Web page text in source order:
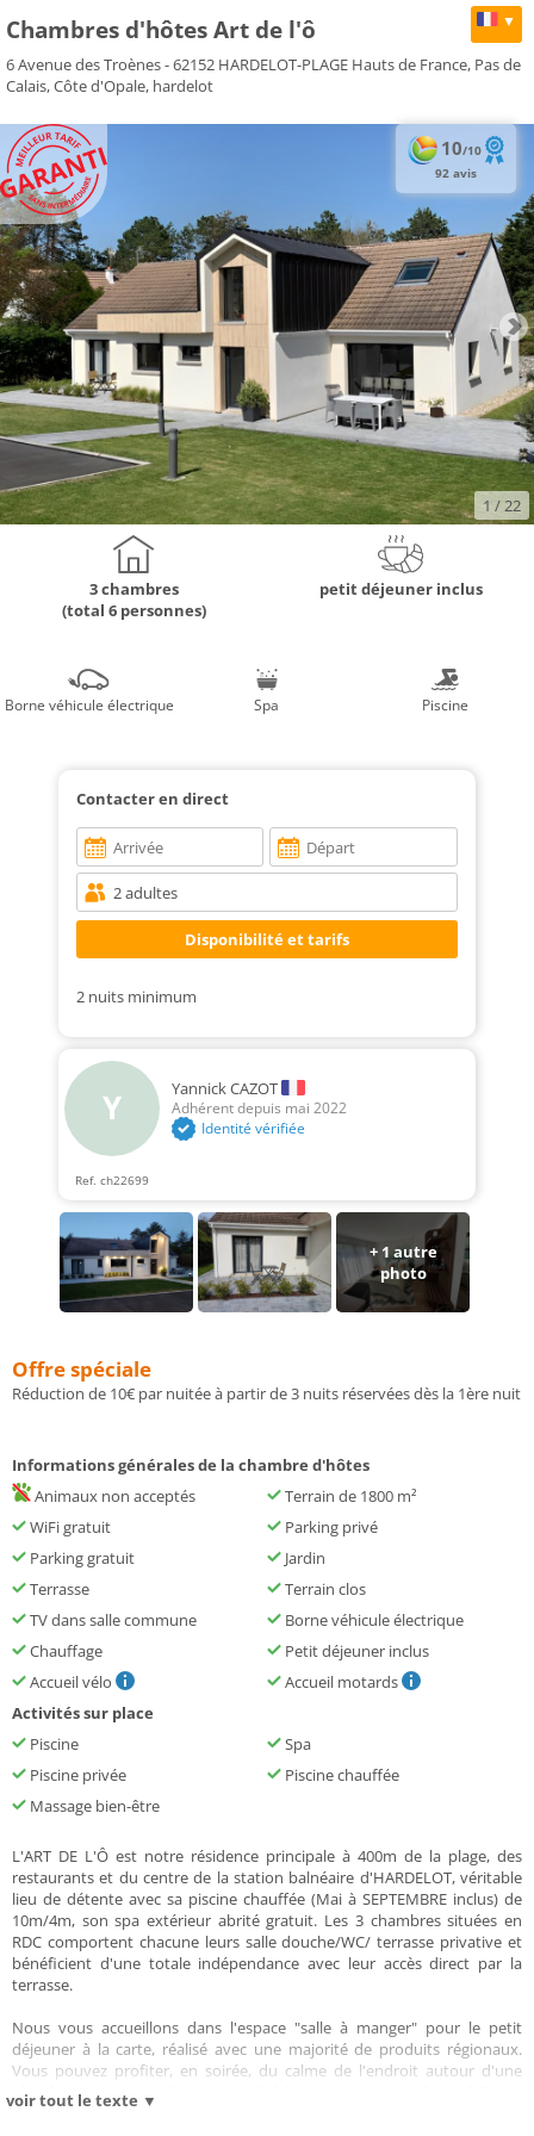
▼
Chambres d'hôtes Art de l'ô
6 Avenue des Troènes - 62152 HARDELOT-PLAGE Hauts de France, Pas de
Calais, Côte d'Opale, hardelot
10/10
92 avis
1 / 22
3 chambres
(total 6 personnes)
petit déjeuner inclus
Borne véhicule électrique Spa Piscine
Contacter en direct
2 nuits minimum
Y Yannick CAZOT
Adhérent depuis mai 2022
Identité vérifiée
Ref. ch22699
+ 1 autre
photo
Offre spéciale
Réduction de 10€ par nuitée à partir de 3 nuits réservées dès la 1ère nuit
Informations générales de la chambre d'hôtes
Animaux non acceptés
Terrain de 1800 m²
WiFi gratuit
Parking privé
Parking gratuit
Jardin
Terrasse
Terrain clos
TV dans salle commune
Borne véhicule électrique
Chauffage
Petit déjeuner inclus
Accueil vélo
Accueil motards
Activités sur place
Piscine
Spa
Piscine privée
Piscine chauffée
Massage bien-être
L'ART DE L'Ô est notre résidence principale à 400m de la plage, des
restaurants et du centre de la station balnéaire d'HARDELOT, véritable
lieu de détente avec sa piscine chauffée (Mai à SEPTEMBRE inclus) de
10m/4m, son spa extérieur abrité gratuit. Les 3 chambres situées en
RDC comportent chacune leurs salle douche/WC/ terrasse privative et
bénéficient d'une totale indépendance avec leur accès direct par la
terrasse.
Nous vous accueillons dans l'espace "salle à manger" pour le petit
déjeuner à la carte, réalisé avec une majorité de produits régionaux.
Vous pouvez profiter, en soirée, du calme de l'endroit autour d'une
planche terre ou mer (à réserver 24h à l'avance selon nos disponibilités).
voir tout le texte ▼